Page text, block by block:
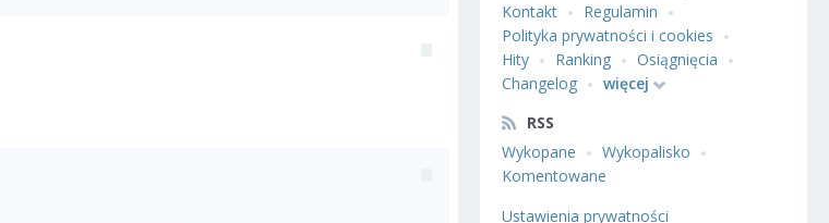
Kontakt
Regulamin
Polityka prywatności i cookies
Hity
Ranking
Osiągnięcia
Changelog
więcej
RSS
Wykopane
Wykopalisko
Komentowane
Ustawienia prywatności